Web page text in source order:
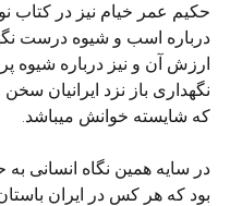
حکیم عمر خیام نیز در کتاب
درباره اسب و شیوه درست
ارزش آن و نیز درباره شیوه
نگهداری باز نزد ایرانیان
که شایسته خوانش میباشد.
در سایه همین نگاه انسانی به
بود که هر کس در ایران